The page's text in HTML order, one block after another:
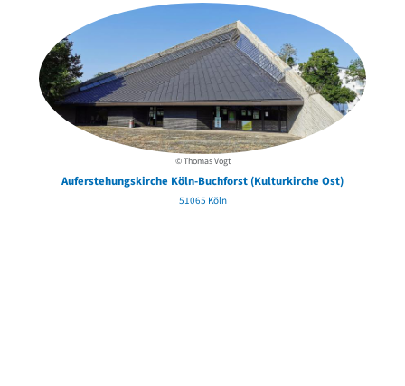
© Thomas Vogt
Auferstehungskirche Köln-Buchforst (Kulturkirche Ost)
51065 Köln